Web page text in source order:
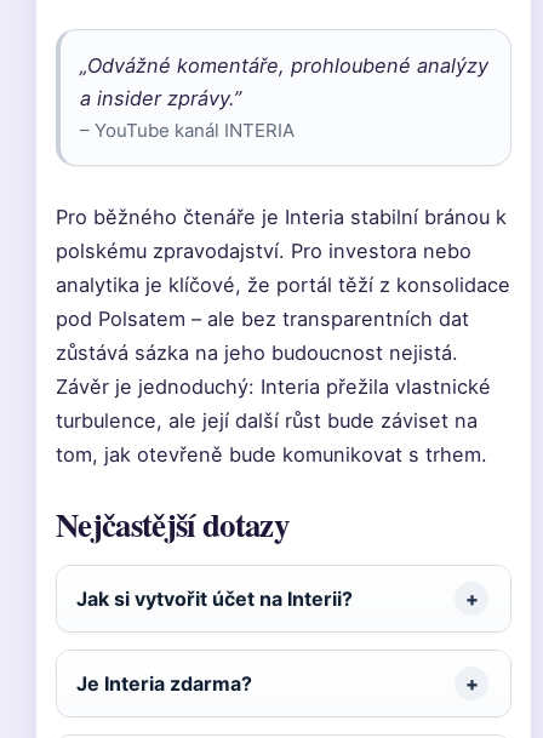
„Odvážné komentáře, prohloubené analýzy
a insider zprávy.”
– YouTube kanál INTERIA
Pro běžného čtenáře je Interia stabilní bránou k
polskému zpravodajství. Pro investora nebo
analytika je klíčové, že portál těží z konsolidace
pod Polsatem – ale bez transparentních dat
zůstává sázka na jeho budoucnost nejistá.
Závěr je jednoduchý: Interia přežila vlastnické
turbulence, ale její další růst bude záviset na
tom, jak otevřeně bude komunikovat s trhem.
Nejčastější dotazy
Jak si vytvořit účet na Interii?
Je Interia zdarma?